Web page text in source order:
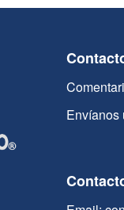
Envíanos